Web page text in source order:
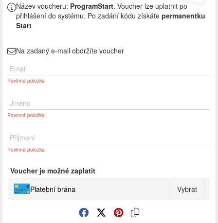
Název voucheru: ProgramStart. Voucher lze uplatnit po
přihlášení do systému. Po zadání kódu získáte permanentku
Start
Na zadaný e-mail obdržíte voucher
Email
Povinná položka
Jméno
Povinná položka
Přijmení
Povinná položka
Voucher je možné zaplatit
Platební brána
Vybrat